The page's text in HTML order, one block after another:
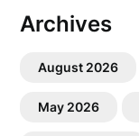
Archives
August 2026
May 2026